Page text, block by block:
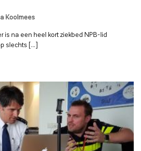
Koolmees
is na een heel kort ziekbed NPB-lid
slechts [...]